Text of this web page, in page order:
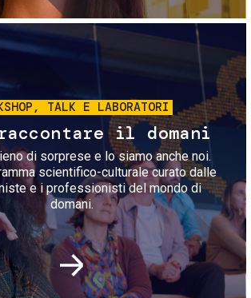
Immagine
TALK E LABORATORI
il domani
di sorprese e lo siamo anche noi.
scientifico-culturale curato dalle
e i professionisti del mondo di
domani.